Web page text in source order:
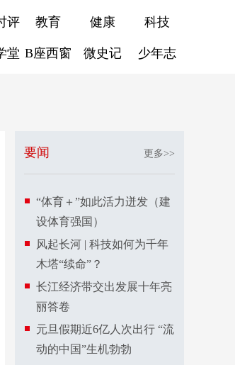
评 教育 健康 科技
堂 B座西窗 微史记 少年志
要闻 更多>>
“体育＋”如此活力迸发（建
设体育强国）
风起长河 | 科技如何为千年
木塔“续命”？
长江经济带交出发展十年亮
丽答卷
元旦假期近6亿人次出行 “流
动的中国”生机勃勃